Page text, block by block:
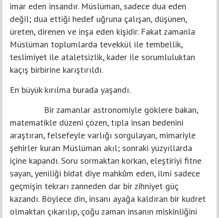
imar eden insandır. Müslüman, sadece dua eden
değil; dua ettiği hedef uğruna çalışan, düşünen,
üreten, direnen ve inşa eden kişidir. Fakat zamanla
Müslüman toplumlarda tevekkül ile tembellik,
teslimiyet ile ataletsizlik, kader ile sorumluluktan
kaçış birbirine karıştırıldı.
En büyük kırılma burada yaşandı.
Bir zamanlar astronomiyle göklere bakan,
matematikle düzeni çözen, tıpla insan bedenini
araştıran, felsefeyle varlığı sorgulayan, mimariyle
şehirler kuran Müslüman akıl; sonraki yüzyıllarda
içine kapandı. Soru sormaktan korkan, eleştiriyi fitne
sayan, yeniliği bidat diye mahkûm eden, ilmi sadece
geçmişin tekrarı zanneden dar bir zihniyet güç
kazandı. Böylece din, insanı ayağa kaldıran bir kudret
olmaktan çıkarılıp, çoğu zaman insanın miskinliğini